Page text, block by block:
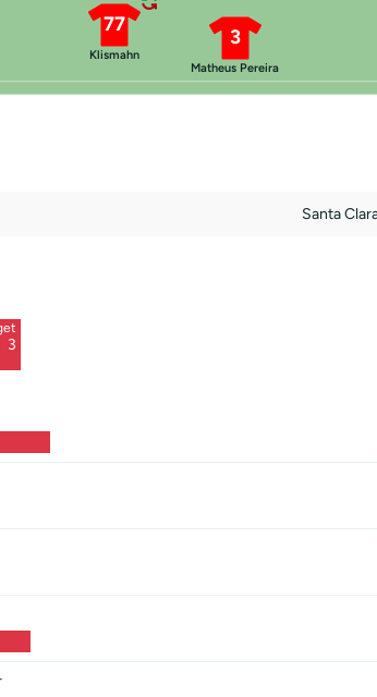
3
Matheus Pereira
77
Klismahn
Santa
3